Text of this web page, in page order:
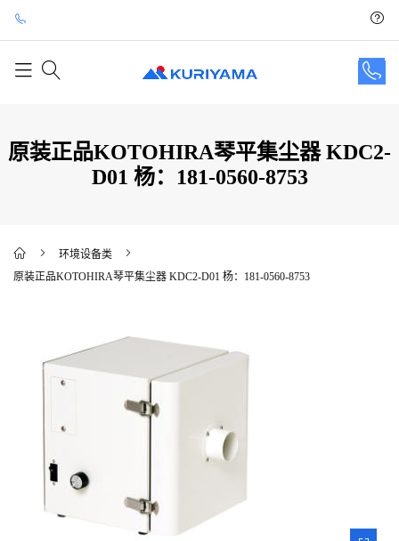
原装正品KOTOHIRA琴平集尘器 KDC2-
D01 杨：181-0560-8753
环境设备类
原装正品KOTOHIRA琴平集尘器 KDC2-D01 杨：181-0560-8753